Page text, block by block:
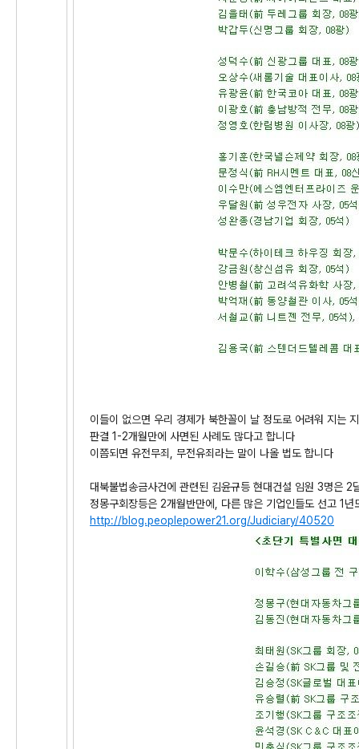
이들이 없으면 우리 경제가 북한꼴이 날 정도로 어려워 지는
판결 1-2개월만에 사면된 사례도 많다고 합니다
이쯤되면 유전무죄, 무전유죄라는 말이 나올 법도 합니다
대북불법송금사건에 관련된 김윤규등 현대건설 임원 3명은 2
정몽구회장등은 2개월반만에, 다른 많은 기업인들도 선고 1
http://blog.peoplepower21.org/Judiciary/40520